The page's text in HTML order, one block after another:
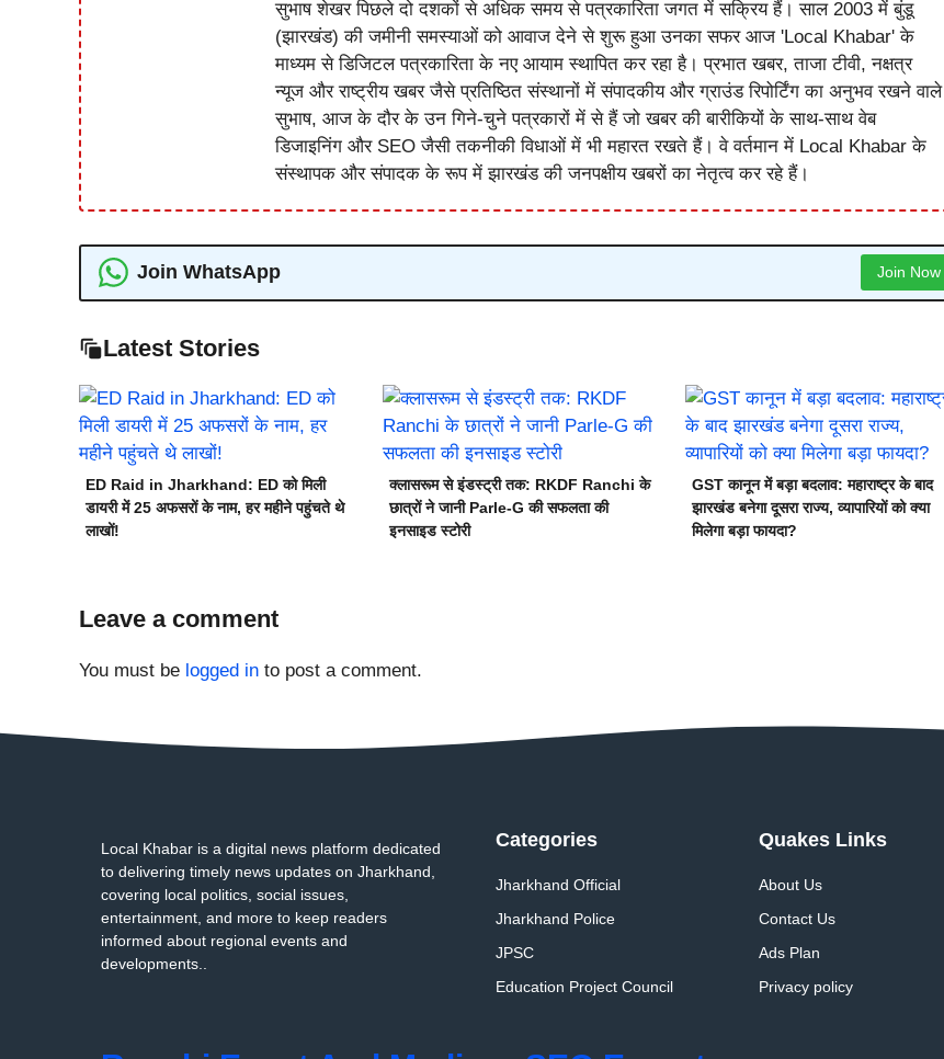
सुभाष शेखर पिछले दो दशकों से अधिक समय से पत्रकारिता जगत में सक्रिय हैं। साल 2003 में बुंडू
(झारखंड) की जमीनी समस्याओं को आवाज देने से शुरू हुआ उनका सफर आज 'Local Khabar' के
माध्यम से डिजिटल पत्रकारिता के नए आयाम स्थापित कर रहा है। प्रभात खबर, ताजा टीवी, नक्षत्र
न्यूज और राष्ट्रीय खबर जैसे प्रतिष्ठित संस्थानों में संपादकीय और ग्राउंड रिपोर्टिंग का अनुभव रखने वाले
सुभाष, आज के दौर के उन गिने-चुने पत्रकारों में से हैं जो खबर की बारीकियों के साथ-साथ वेब
डिजाइनिंग और SEO जैसी तकनीकी विधाओं में भी महारत रखते हैं। वे वर्तमान में Local Khabar के
संस्थापक और संपादक के रूप में झारखंड की जनपक्षीय खबरों का नेतृत्व कर रहे हैं।
Join WhatsApp Join Now
Latest Stories
ED Raid in Jharkhand: ED को मिली
डायरी में 25 अफसरों के नाम, हर महीने पहुंचते थे
लाखों!
क्लासरूम से इंडस्ट्री तक: RKDF Ranchi के
छात्रों ने जानी Parle-G की सफलता की
इनसाइड स्टोरी
GST कानून में बड़ा बदलाव: महाराष्ट्र के बाद
झारखंड बनेगा दूसरा राज्य, व्यापारियों को क्या
मिलेगा बड़ा फायदा?
Leave a comment
You must be logged in to post a comment.
Local Khabar is a digital news platform dedicated
to delivering timely news updates on Jharkhand,
covering local politics, social issues,
entertainment, and more to keep readers
informed about regional events and
developments..
Categories
Jharkhand Official
Jharkhand Police
JPSC
Education Project Council
Quakes Links
About Us
Contact Us
Ads Plan
Privacy policy